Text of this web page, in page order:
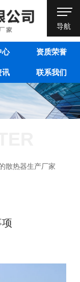
导航
心 资质荣誉
讯 联系我们
散热器生产厂家